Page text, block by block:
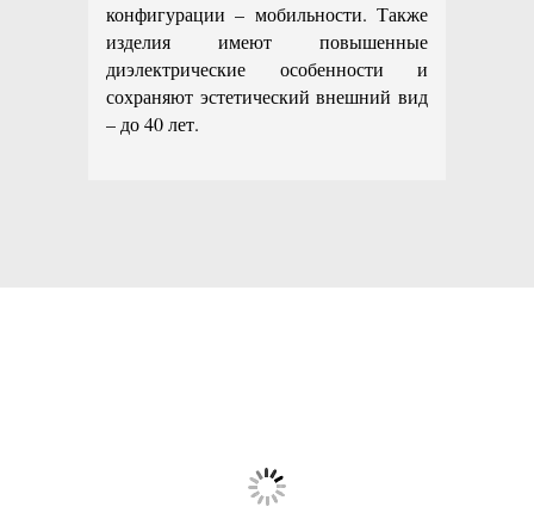
конфигурации – мобильности. Также
изделия имеют повышенные
диэлектрические особенности и
сохраняют эстетический внешний вид
– до 40 лет.